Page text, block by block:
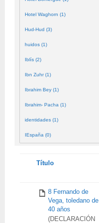
Hotel Waghorn (1)
Hud-Hud (3)
huidos (1)
Iblís (2)
Ibn Zuhr (1)
Ibrahim Bey (1)
Ibrahim- Pacha (1)
identidades (1)
IEspaña (0)
Tienes
Título
8 Fernando de
Vega, toledano de
40 años
(DECLARACIÓN